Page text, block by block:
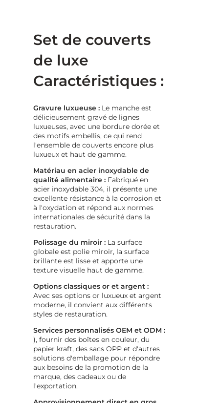
Set de couverts
de luxe
Caractéristiques :
Gravure luxueuse : Le manche est
délicieusement gravé de lignes
luxueuses, avec une bordure dorée et
des motifs embellis, ce qui rend
l'ensemble de couverts encore plus
luxueux et haut de gamme.
Matériau en acier inoxydable de
qualité alimentaire : Fabriqué en
acier inoxydable 304, il présente une
excellente résistance à la corrosion et
à l'oxydation et répond aux normes
internationales de sécurité dans la
restauration.
Polissage du miroir : La surface
globale est polie miroir, la surface
brillante est lisse et apporte une
texture visuelle haut de gamme.
Options classiques or et argent :
Avec ses options or luxueux et argent
moderne, il convient aux différents
styles de restauration.
Services personnalisés OEM et ODM :
), fournir des boîtes en couleur, du
papier kraft, des sacs OPP et d'autres
solutions d'emballage pour répondre
aux besoins de la promotion de la
marque, des cadeaux ou de
l'exportation.